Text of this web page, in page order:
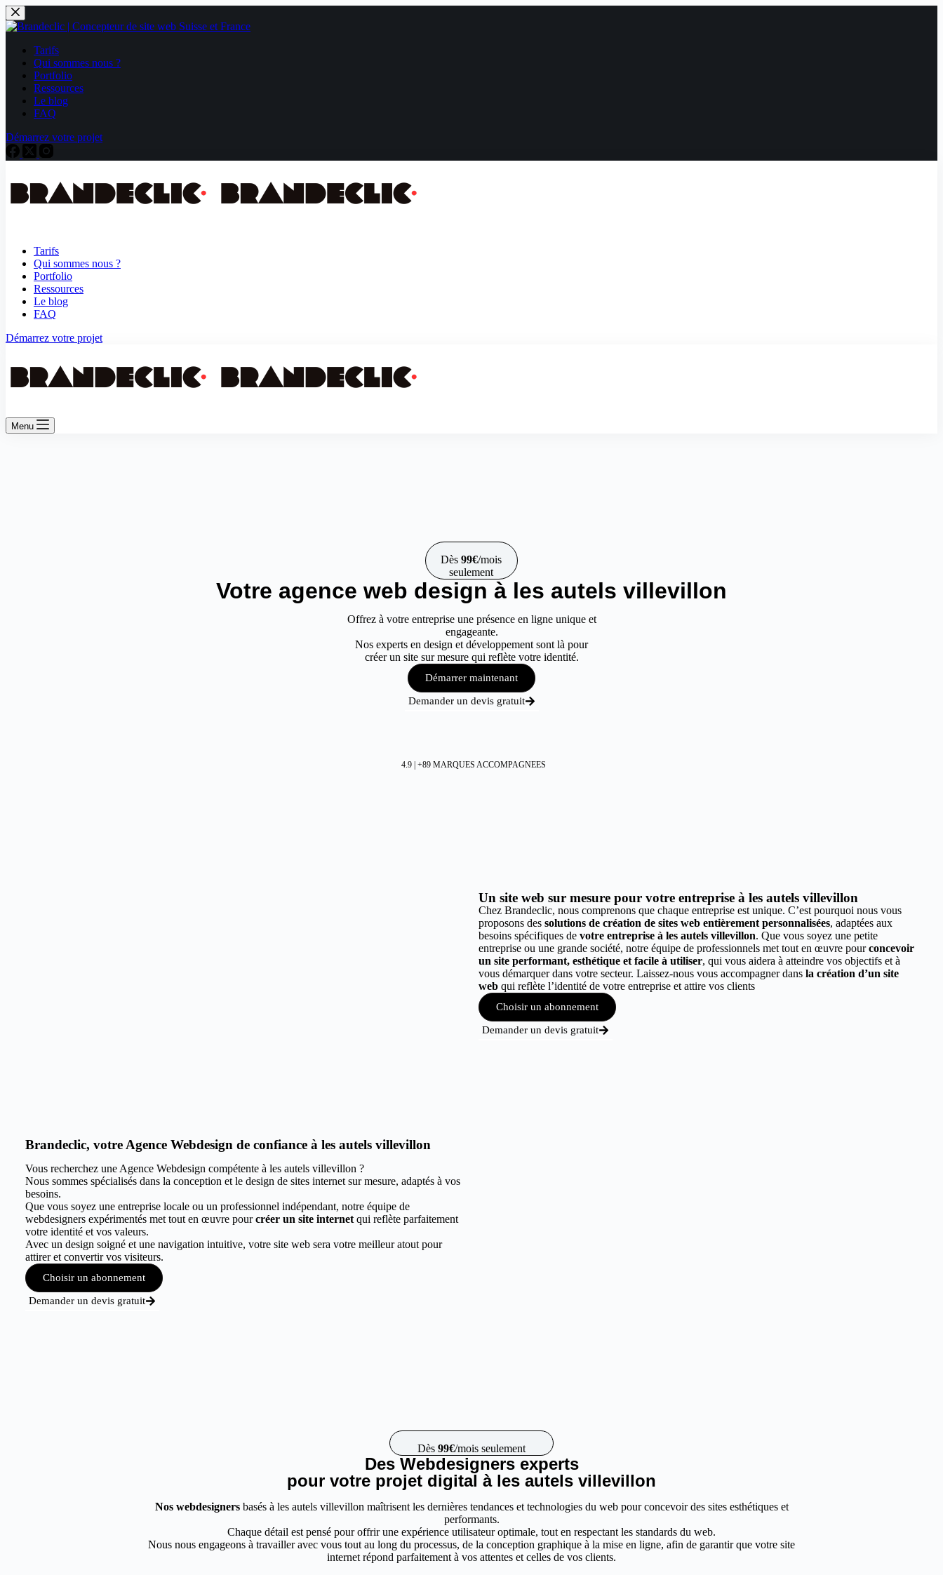
Tarifs
Qui sommes nous ?
Portfolio
Ressources
Le blog
FAQ
Démarrez votre projet
Tarifs
Qui sommes nous ?
Portfolio
Ressources
Le blog
FAQ
Démarrez votre projet
Menu
Dès99€/mois
seulement
Votre agence web design à les autels villevillon
Offrez à votre entreprise une présence en ligne unique et
engageante.
Nos experts en design et développement sont là pour
créer un site sur mesure qui reflète votre identité.
Démarrer maintenant
Demander un devis gratuit
4.9 | +89 MARQUES ACCOMPAGNEES
Un site web sur mesure pour votre entreprise à les autels villevillon
Chez Brandeclic, nous comprenons que chaque entreprise est unique. C’est pourquoi nous vous
proposons des solutions de création de sites web entièrement personnalisées, adaptées aux
besoins spécifiques de votre entreprise à les autels villevillon. Que vous soyez une petite
entreprise ou une grande société, notre équipe de professionnels met tout en œuvre pourconcevoir
un site performant, esthétique et facile à utiliser, qui vous aidera à atteindre vos objectifs et à
vous démarquer dans votre secteur. Laissez-nous vous accompagner dans la création d’un site
web qui reflète l’identité de votre entreprise et attire vos clients
Choisir un abonnement
Demander un devis gratuit
Brandeclic, votre Agence Webdesign de confiance à les autels villevillon
Vous recherchez une Agence Webdesign compétente à les autels villevillon ?
Nous sommes spécialisés dans la conception et le design de sites internet sur mesure, adaptés à vos
besoins.
Que vous soyez une entreprise locale ou un professionnel indépendant, notre équipe de
webdesigners expérimentés met tout en œuvre pourcréer un site internet qui reflète parfaitement
votre identité et vos valeurs.
Avec un design soigné et une navigation intuitive, votre site web sera votre meilleur atout pour
attirer et convertir vos visiteurs.
Choisir un abonnement
Demander un devis gratuit
Dès 99€/mois seulement
Des Webdesigners experts
pour votre projet digital à les autels villevillon
Nos webdesignersbasés à les autels villevillon maîtrisent les dernières tendances et technologies du web pour concevoir des sites esthétiques et
performants.
Chaque détail est pensé pour offrir une expérience utilisateur optimale, tout en respectant les standards du web.
Nous nous engageons à travailler avec vous tout au long du processus, de la conception graphique à la mise en ligne, afin de garantir que votre site
internet répond parfaitement à vos attentes et celles de vos clients.